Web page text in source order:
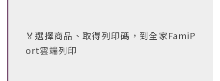
🏅選擇商品、取得列印碼，到全家FamiP
ort雲端列印